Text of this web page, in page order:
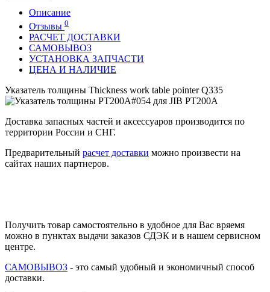
Описание
Отзывы 0
РАСЧЕТ ДОСТАВКИ
САМОВЫВОЗ
УСТАНОВКА ЗАПЧАСТИ
ЦЕНА И НАЛИЧИЕ
Указатель толщины Thickness work table pointer Q335
Доставка запасных частей и аксессуаров производится по
территории России и СНГ.
Предварительный расчет доставки можно произвести на
сайтах наших партнеров.
Получить товар самостоятельно в удобное для Вас вряемя
можно в пунктах выдачи заказов СДЭК и в нашем сервисном
центре.
САМОВЫВОЗ - это самый удобный и экономичный способ
доставки.